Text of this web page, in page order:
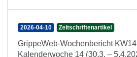
2026-04-10 Zeitschriftenartikel
GrippeWeb-Wochenbericht KW14
Kalenderwoche 14 (30.3. –